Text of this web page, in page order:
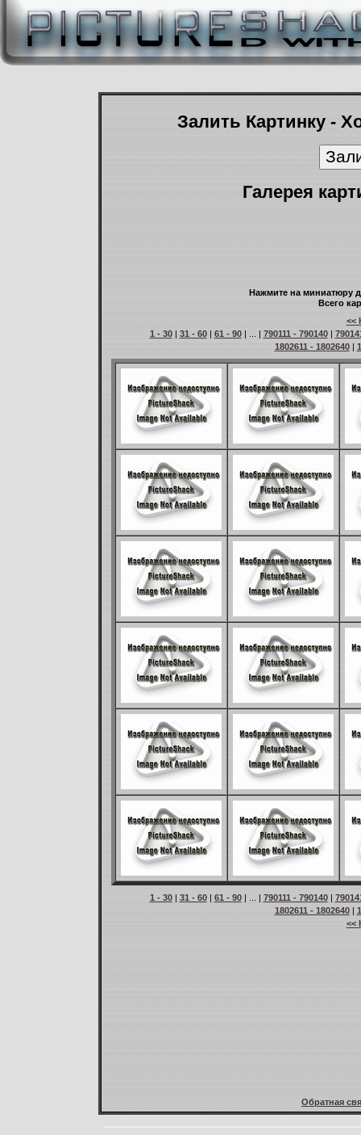
Залить Картинку -
Галерея
Нажмите на миниатюру
Всего
<<
1 - 30| 31 - 60| 61 - 90| ... | 790111 - 790140|
1802611 - 1802640|
1 - 30| 31 - 60| 61 - 90| ... | 790111 - 790140|
1802611 - 1802640|
<<
Обратная